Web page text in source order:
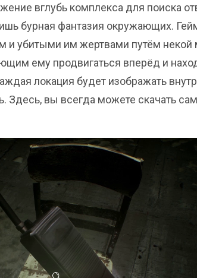
вглубь комплекса для поиска
бурная фантазия окружающих.
и убитыми им жертвами путём некой
ему продвигаться вперёд и
локация будет изображать
Здесь, вы всегда можете скачать